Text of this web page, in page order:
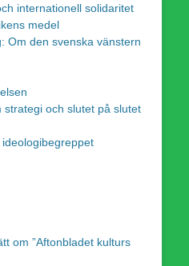
internationell solidaritet
medel
Om den svenska vänstern
och slutet på slutet
om ”Aftonbladet kulturs